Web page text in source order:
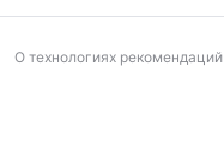
О технологиях рекомендаций